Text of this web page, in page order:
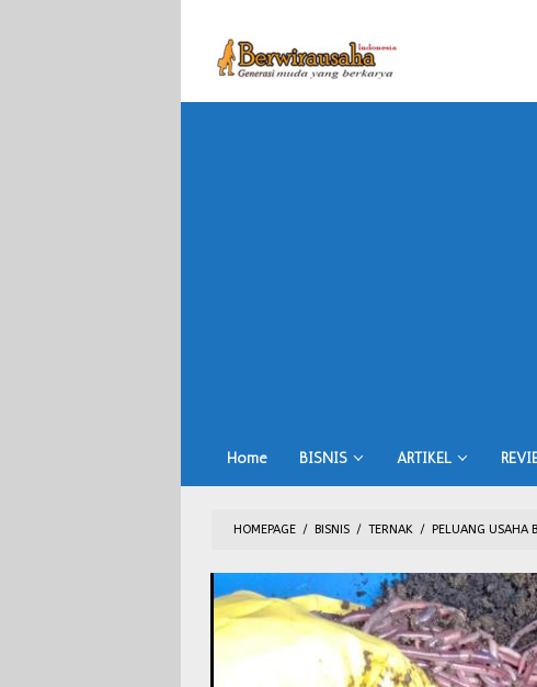
content
Home BISNIS ARTIKEL
HOMEPAGE / BISNIS / TERNAK / PELUANG USAHA